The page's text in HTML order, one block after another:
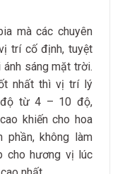
mà các chuyên
trí cố định, tuyệt
sáng mặt trời.
nhất thì vị trí lý
độ từ 4 – 10 độ,
khiến cho hoa
phần, không làm
cho hương vị lúc